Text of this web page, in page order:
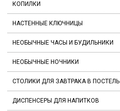
КОПИЛКИ
НАСТЕННЫЕ КЛЮЧНИЦЫ
НЕОБЫЧНЫЕ ЧАСЫ И БУДИЛЬНИКИ
НЕОБЫЧНЫЕ НОЧНИКИ
СТОЛИКИ ДЛЯ ЗАВТРАКА В ПОСТЕЛЬ
ДИСПЕНСЕРЫ ДЛЯ НАПИТКОВ